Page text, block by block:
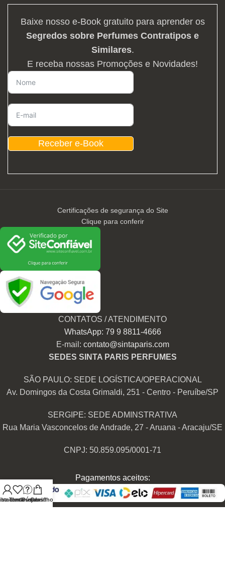
Baixe nosso e-Book gratuito para aprender os
Segredos sobre Perfumes Contratipos e
Similares.
E receba nossas Promoções e Novidades!
Receber e-Book
Certificações de segurança do Site
Clique para conferir
CONTATOS / ATENDIMENTO
WhatsApp: 79 9 8811-4666
E-mail: contato@sintaparis.com
SEDES SINTA PARIS PERFUMES
SÃO PAULO: SEDE LOGÍSTICA/OPERACIONAL
Av. Domingos da Costa Grimaldi, 251 - Centro - Peruíbe/SP
SERGIPE: SEDE ADMINSTRATIVA
Rua Maria Vasconcelos de Andrade, 27 - Aruana - Aracaju/SE
CNPJ: 50.859.095/0001-71
Pagamentos aceitos:
conta
de desejos
Tem Dúvidas?
Carrinho